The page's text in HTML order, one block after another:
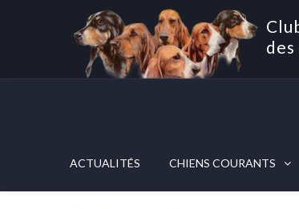
ACTUALITÉS CHIENS COURANTS